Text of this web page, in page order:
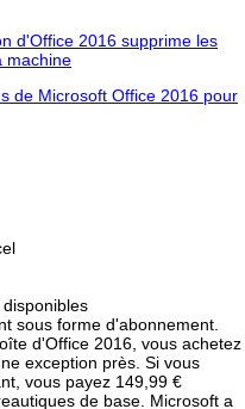
d'Office 2016 supprime les
machine
de Microsoft Office 2016 pour
sous forme d'abonnement.
d'Office 2016, vous achetez
exception près. Si vous
vous payez 149,99 €
de base. Microsoft a